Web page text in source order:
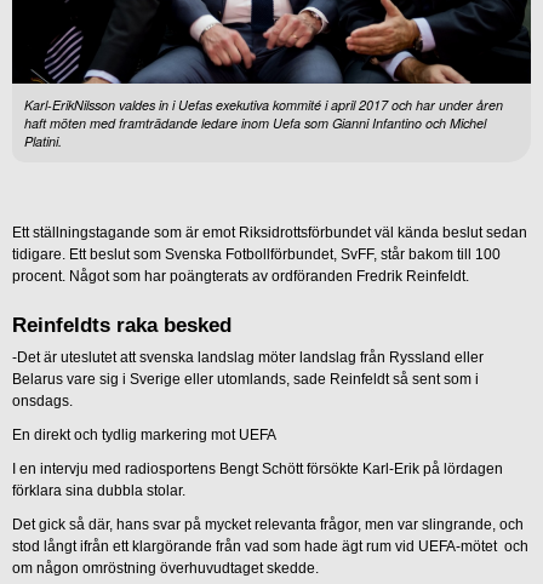
Karl-ErikNilsson valdes in i Uefas exekutiva kommité i april 2017 och har under åren
haft möten med framträdande ledare inom Uefa som Gianni Infantino och Michel
Platini.
Ett ställningstagande som är emot Riksidrottsförbundet väl kända beslut sedan
tidigare. Ett beslut som Svenska Fotbollförbundet, SvFF, står bakom till 100
procent. Något som har poängterats av ordföranden Fredrik Reinfeldt.
Reinfeldts raka besked
-Det är uteslutet att svenska landslag möter landslag från Ryssland eller
Belarus vare sig i Sverige eller utomlands, sade Reinfeldt så sent som i
onsdags.
En direkt och tydlig markering mot UEFA
I en intervju med radiosportens Bengt Schött försökte Karl-Erik på lördagen
förklara sina dubbla stolar.
Det gick så där, hans svar på mycket relevanta frågor, men var slingrande, och
stod långt ifrån ett klargörande från vad som hade ägt rum vid UEFA-mötet och
om någon omröstning överhuvudtaget skedde.